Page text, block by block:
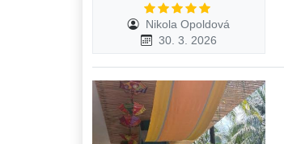
Nikola Opoldová
30. 3. 2026